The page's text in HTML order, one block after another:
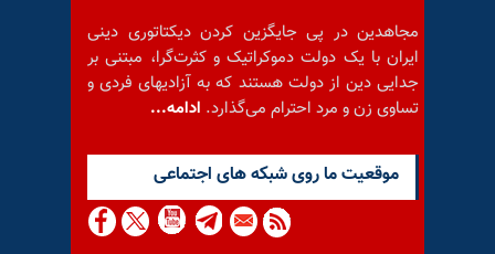
مجاهدین در پی جایگزین کردن دیکتاتوری دینی
ایران با یک دولت دموکراتیک و کثرت‌گرا، مبتنی بر
جدایی دین از دولت هستند که به آزادیهای فردی و
تساوی زن و مرد احترام می‌گذارد. ادامه...
موقعيت ما روى شبكه هاى اجتماعى